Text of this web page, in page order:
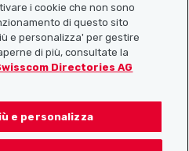
i cookie che non sono
di questo sito
e personalizza' per gestire
di più, consultate la
Directories AG
e personalizza